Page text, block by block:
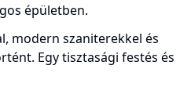
épületben.
modern szaniterekkel és
Egy tisztasági festés és